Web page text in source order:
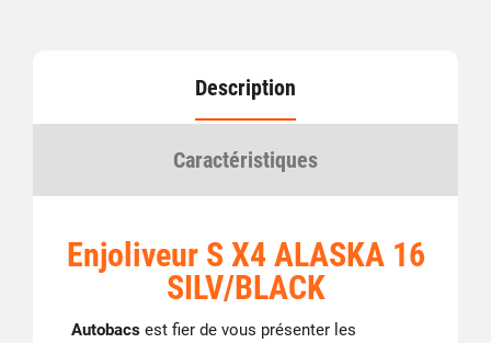
Description
Caractéristiques
Enjoliveur S X4 ALASKA 16
SILV/BLACK
Autobacs est fier de vous présenter les